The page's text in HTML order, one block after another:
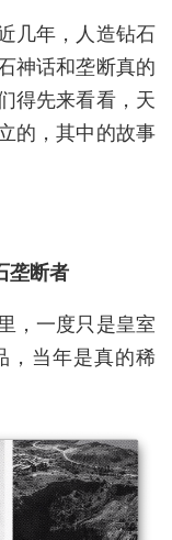
几年，人造钻石
神话和垄断真的
得先来看看，天
的，其中的故事
垄断者
，一度只是皇室
，当年是真的稀